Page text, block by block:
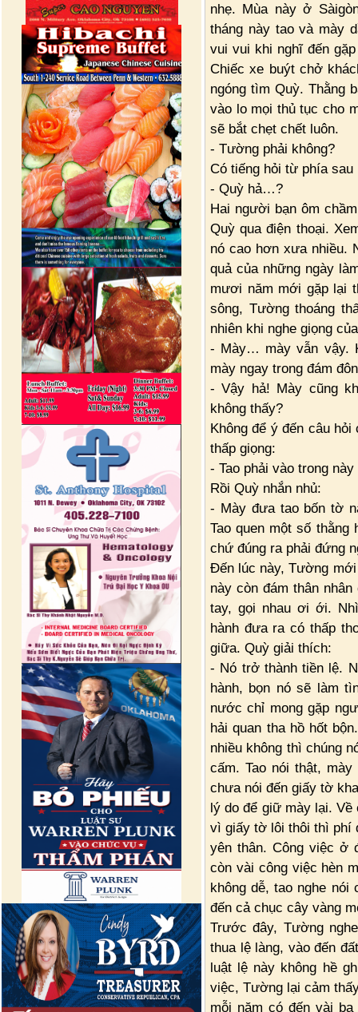
nhẹ. Mùa này ở
tháng này tao và mày
vui vui khi nghĩ đến
Chiếc xe buýt chở
ngóng tìm Quỳ. Thằng
vào lo mọi thủ tục cho
sẽ bắt chẹt chết luôn.
- Tường phải không?
Có tiếng hỏi từ phía
- Quỳ hả…?
Hai người bạn ôm
Quỳ qua điện thoại.
nó cao hơn xưa nhiều.
quả của những ngày
mươi năm mới gặp lại
sông, Tường thoáng
nhiên khi nghe giọng
- Mày… mày vẫn vậy.
mày ngay trong đám
- Vậy hả! Mày cũng
không thấy?
Không để ý đến câu
thấp giọng:
- Tao phải vào trong
Rồi Quỳ nhắn nhủ:
- Mày đưa tao bốn tờ
Tao quen một số
chứ đúng ra phải đứng
Đến lúc này, Tường
này còn đám thân
tay, gọi nhau ơi ới.
hành đưa ra có thấp
giữa. Quỳ giải thích:
- Nó trở thành tiền lệ.
hành, bọn nó sẽ làm
nước chỉ mong gặp
hải quan tha hồ hốt
nhiều không thì chúng
cấm. Tao nói thật,
chưa nói đến giấy tờ
lý do để giữ mày lại.
vì giấy tờ lôi thôi thì phí
yên thân. Công việc ở
còn vài công việc hèn
không dễ, tao nghe nói
đến cả chục cây vàng
Trước đây, Tường
thua lệ làng, vào đến
luật lệ này không hề
việc, Tường lại cảm
mỗi năm có đến vài